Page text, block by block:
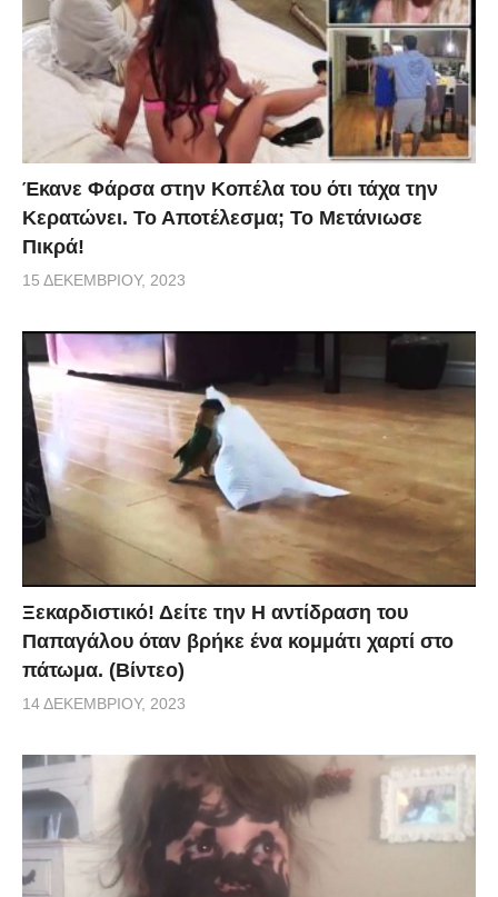
Έκανε Φάρσα στην Κοπέλα του ότι τάχα την
Κερατώνει. Το Αποτέλεσμα; Το Μετάνιωσε
Πικρά!
15 ΔΕΚΕΜΒΡΊΟΥ, 2023
Ξεκαρδιστικό! Δείτε την Η αντίδραση του
Παπαγάλου όταν βρήκε ένα κομμάτι χαρτί στο
πάτωμα. (Βίντεο)
14 ΔΕΚΕΜΒΡΊΟΥ, 2023